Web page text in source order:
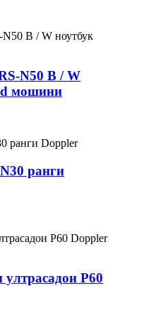
N50 ​​B / W
мошини
ранги
P60